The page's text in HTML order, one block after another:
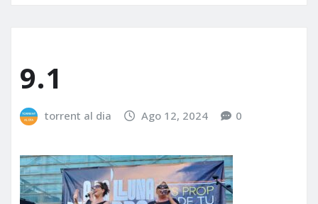
9.1
torrent al dia Ago 12, 2024 0